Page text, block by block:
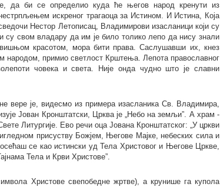
да би се определио куда ће његов народ кренути из
искреног трагаоца за Истином. И Истина, Која
Нестор Летописац, Владимирови изасланици који су
свом владару да им је било толико лепо да нису знали
красотом, мора бити права. Саслушавши их, кнез
народом, примио светлост Крштења. Лепота православног
човека и света. Није онда чудно што је славни
вере је, видесмо из примера изасланика Св. Владимира,
Јован Кронштатски, Црква је „Небо на земљи”. А храм -
Литургије. Ево речи оца Јована Кронштатског: „У цркви
присуству Божјем, Његове Мајке, небеских сила и
се као истински уд Тела Христовог и Његове Цркве,
Тела и Крви Христове”.
Христове свепобедне жртве), а крунише га купола